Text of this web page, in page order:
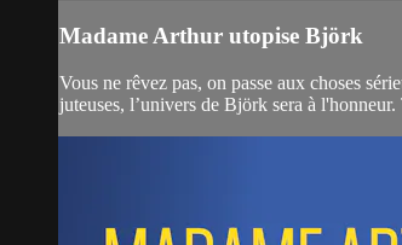
Madame Arthur utopise Björk
Vous ne rêvez pas, on passe aux choses
juteuses, l’univers de Björk sera à